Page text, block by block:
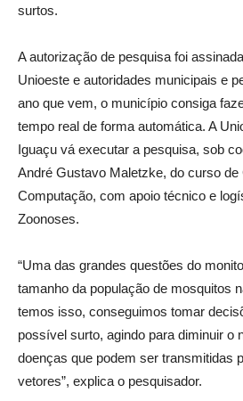
surtos.
A autorização de pesquisa foi
Unioeste e autoridades municipais e
ano que vem, o município consiga
tempo real de forma automática. A
Iguaçu vá executar a pesquisa, sob
André Gustavo Maletzke, do curso de
Computação, com apoio técnico e
Zoonoses.
“Uma das grandes questões do
tamanho da população de mosquitos
temos isso, conseguimos tomar
possível surto, agindo para diminuir o
doenças que podem ser transmitidas
vetores”, explica o pesquisador.